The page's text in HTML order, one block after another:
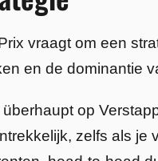
vraagt om een
en de dominantie
op
zelfs als je